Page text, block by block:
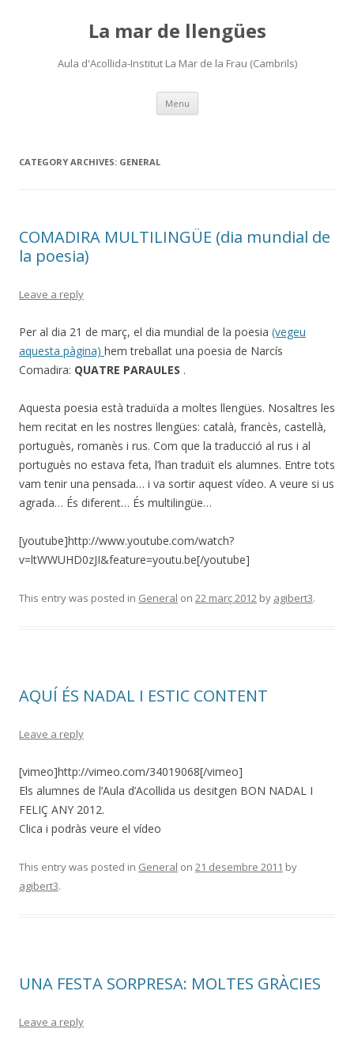
La mar de llengües
Aula d'Acollida-Institut La Mar de la Frau (Cambrils)
Menu Skip
content
CATEGORY ARCHIVES: GENERAL
COMADIRA MULTILINGÜE (dia mundial de
la poesia)
Leave a reply
Per al dia 21 de març, el dia mundial de la poesia (vegeu
aquesta pàgina) hem treballat una poesia de Narcís
Comadira: QUATRE PARAULES .
Aquesta poesia està traduïda a moltes llengües. Nosaltres les
hem recitat en les nostres llengües: català, francès, castellà,
portuguès, romanès i rus. Com que la traducció al rus i al
portuguès no estava feta, l’han traduït els alumnes. Entre tots
vam tenir una pensada… i va sortir aquest vídeo. A veure si us
agrada… És diferent… És multilingüe…
[youtube]http://www.youtube.com/watch?
v=ltWWUHD0zJI&feature=youtu.be[/youtube]
This entry was posted in General on 22 març 2012 by agibert3.
AQUÍ ÉS NADAL I ESTIC CONTENT
Leave a reply
[vimeo]http://vimeo.com/34019068[/vimeo]
Els alumnes de l’Aula d’Acollida us desitgen BON NADAL I
FELIÇ ANY 2012.
Clica i podràs veure el vídeo
This entry was posted in General on 21 desembre 2011 by
agibert3.
UNA FESTA SORPRESA: MOLTES GRÀCIES
Leave a reply